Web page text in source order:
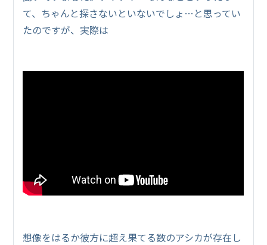
て、ちゃんと探さないといないでしょ…と思ってい
たのですが、実際は
想像をはるか彼方に超え果てる数のアシカが存在し